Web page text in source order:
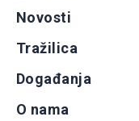
Novosti
Tražilica
Događanja
O nama